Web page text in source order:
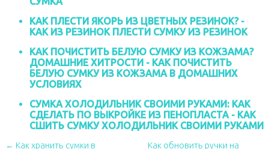
КАК ПЛЕСТИ ЯКОРЬ ИЗ ЦВЕТНЫХ РЕЗИНОК? -
КАК ИЗ РЕЗИНОК ПЛЕСТИ СУМКУ ИЗ РЕЗИНОК
КАК ПОЧИСТИТЬ БЕЛУЮ СУМКУ ИЗ КОЖЗАМА?
ДОМАШНИЕ ХИТРОСТИ - КАК ПОЧИСТИТЬ
БЕЛУЮ СУМКУ ИЗ КОЖЗАМА В ДОМАШНИХ
УСЛОВИЯХ
СУМКА ХОЛОДИЛЬНИК СВОИМИ РУКАМИ: КАК
СДЕЛАТЬ ПО ВЫКРОЙКЕ ИЗ ПЕНОПЛАСТА - КАК
СШИТЬ СУМКУ ХОЛОДИЛЬНИК СВОИМИ РУКАМИ
← Как хранить сумки в
Как обновить ручки на